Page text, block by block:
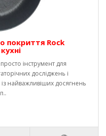
покриття Rock
інструмент для
досліджень і
найважливіших досягнень